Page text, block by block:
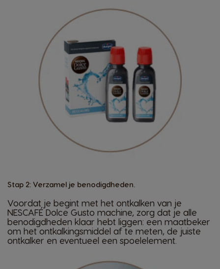
Stap 2: Verzamel je benodigdheden.
Voordat je begint met het ontkalken van je
NESCAFÉ Dolce Gusto machine, zorg dat je alle
benodigdheden klaar hebt liggen: een maatbeker
om het ontkalkingsmiddel af te meten, de juiste
ontkalker en eventueel een spoelelement.